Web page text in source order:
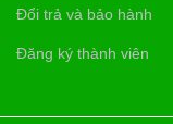
Đổi trả và bảo hành
Đăng ký thành viên